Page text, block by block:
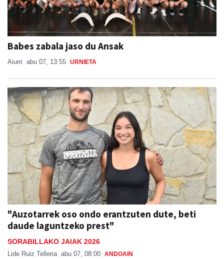
Babes zabala jaso du Ansak
Aiurri abu 07, 13:55 URNIETA
"Auzotarrek oso ondo erantzuten dute, beti
daude laguntzeko prest"
SORABILLAKO JAIAK 2026
Lide Ruiz Telleria abu 07, 08:00 ANDOAIN